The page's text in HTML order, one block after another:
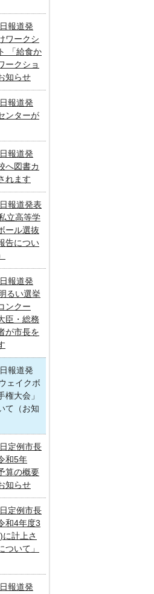
報道発
ワークシ
「給食か
ークショ
知らせ
報道発
ンターが
報道発
へ図書カ
れます
報道発表
立高等学
ール選抜
告につい
報道発
るい選挙
ンクー
臣・総務
が市長を
報道発
ェイクボ
権大会」
て（お知
定例市長
和5年
の概要
知らせ
定例市長
和4年度3
に計上さ
ついて」
報道発